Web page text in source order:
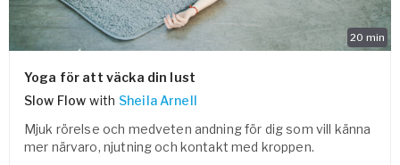
20 min
Yoga för att väcka din lust
Slow Flow with Sheila Arnell
Mjuk rörelse och medveten andning för dig som vill känna
mer närvaro, njutning och kontakt med kroppen.